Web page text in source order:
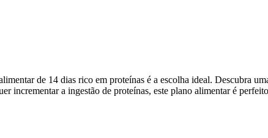
de 14 dias rico em proteínas é a escolha ideal. Descubra
incrementar a ingestão de proteínas, este plano alimentar é